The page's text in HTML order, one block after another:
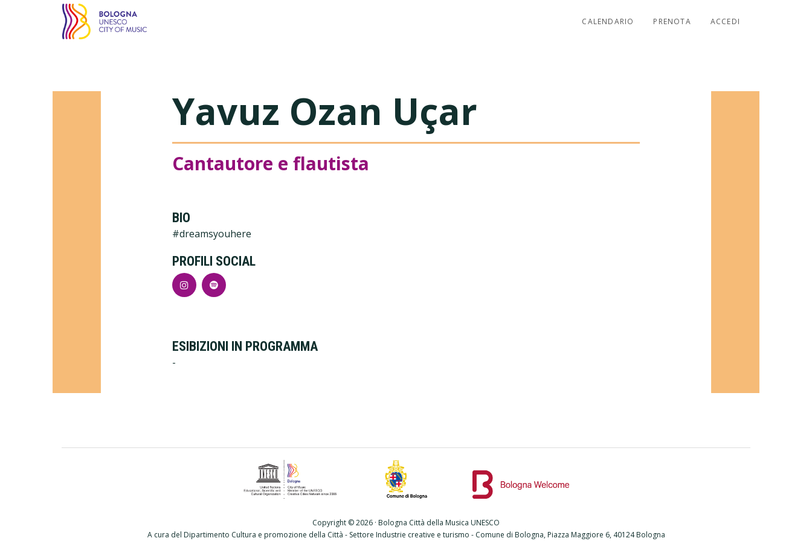
CALENDARIO PRENOTA ACCEDI
Yavuz Ozan Uçar
Cantautore e flautista
BIO
#dreamsyouhere
PROFILI SOCIAL
ESIBIZIONI IN PROGRAMMA
-
Copyright © 2026 · Bologna Città della Musica UNESCO
A cura del Dipartimento Cultura e promozione della Città - Settore Industrie creative e turismo - Comune di Bologna, Piazza Maggiore 6, 40124 Bologna